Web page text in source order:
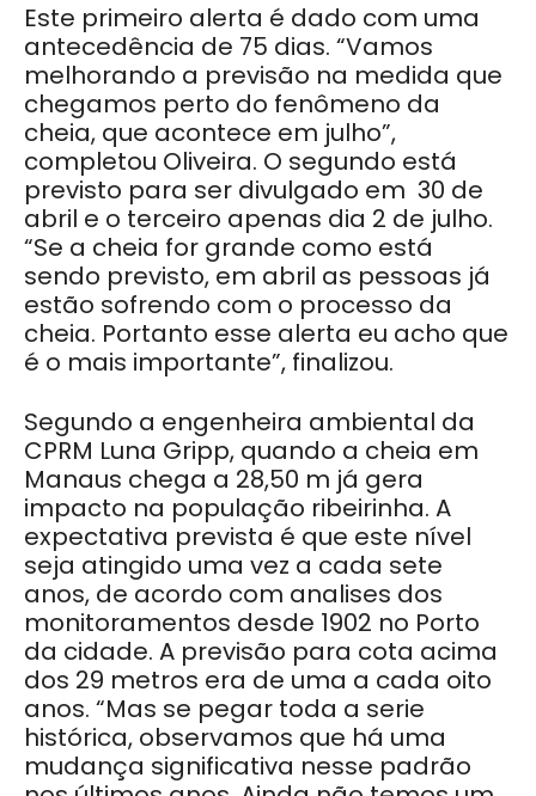
Este primeiro alerta é dado com uma
antecedência de 75 dias. “Vamos
melhorando a previsão na medida que
chegamos perto do fenômeno da
cheia, que acontece em julho”,
completou Oliveira. O segundo está
previsto para ser divulgado em 30 de
abril e o terceiro apenas dia 2 de julho.
“Se a cheia for grande como está
sendo previsto, em abril as pessoas já
estão sofrendo com o processo da
cheia. Portanto esse alerta eu acho que
é o mais importante”, finalizou.
Segundo a engenheira ambiental da
CPRM Luna Gripp, quando a cheia em
Manaus chega a 28,50 m já gera
impacto na população ribeirinha. A
expectativa prevista é que este nível
seja atingido uma vez a cada sete
anos, de acordo com analises dos
monitoramentos desde 1902 no Porto
da cidade. A previsão para cota acima
dos 29 metros era de uma a cada oito
anos. “Mas se pegar toda a serie
histórica, observamos que há uma
mudança significativa nesse padrão